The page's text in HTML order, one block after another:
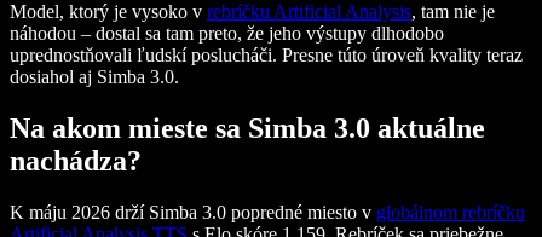
Model, ktorý je vysoko v rebríčku Artificial Analysis, tam nie je
náhodou – dostal sa tam preto, že jeho výstupy dlhodobo
uprednostňovali ľudskí poslucháči. Presne túto úroveň kvality teraz
dosiahol aj Simba 3.0.
Na akom mieste sa Simba 3.0 aktuálne
nachádza?
K máju 2026 drží Simba 3.0 popredné miesto v globálnom rebríčku